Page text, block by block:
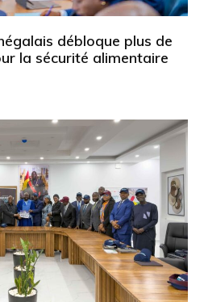
débloque plus de
la sécurité alimentaire